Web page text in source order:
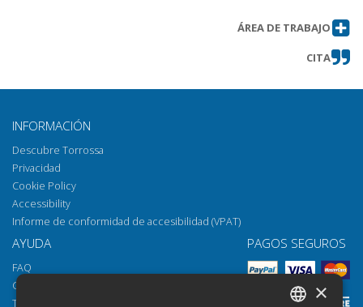
ÁREA DE TRABAJO
CITA
INFORMACIÓN
Descubre Torrossa
Privacidad
Cookie Policy
Accessibility
Informe de conformidad de accesibilidad (VPAT)
AYUDA
FAQ
Cómo abrir los archivos
Torrossa Reader
PAGOS SEGUROS
×